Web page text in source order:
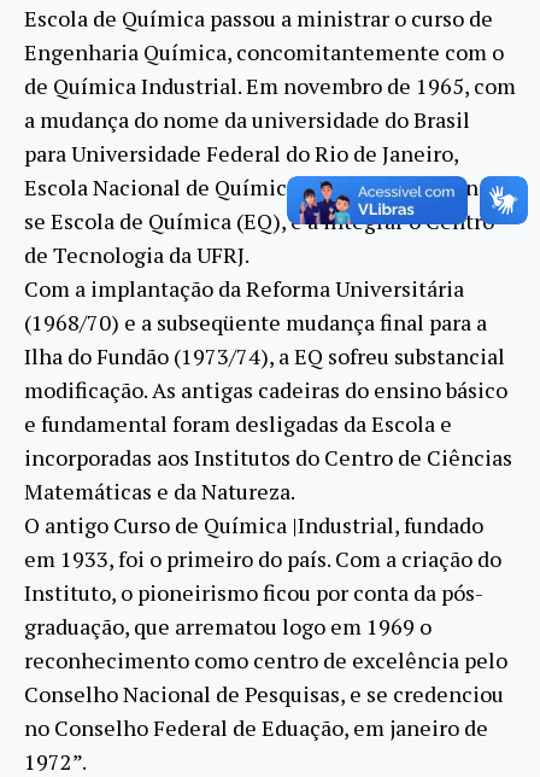
Escola de Química passou a ministrar o curso de
Engenharia Química, concomitantemente com o
de Química Industrial. Em novembro de 1965, com
a mudança do nome da universidade do Brasil
para Universidade Federal do Rio de Janeiro,
Escola Nacional de Química passou a denominar-
se Escola de Química (EQ), e a integrar o Centro
de Tecnologia da UFRJ.
Com a implantação da Reforma Universitária
(1968/70) e a subseqüente mudança final para a
Ilha do Fundão (1973/74), a EQ sofreu substancial
modificação. As antigas cadeiras do ensino básico
e fundamental foram desligadas da Escola e
incorporadas aos Institutos do Centro de Ciências
Matemáticas e da Natureza.
O antigo Curso de Química |Industrial, fundado
em 1933, foi o primeiro do país. Com a criação do
Instituto, o pioneirismo ficou por conta da pós-
graduação, que arrematou logo em 1969 o
reconhecimento como centro de excelência pelo
Conselho Nacional de Pesquisas, e se credenciou
no Conselho Federal de Eduação, em janeiro de
1972”.